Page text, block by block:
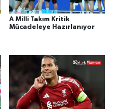
A Milli Takım Kritik
Mücadeleye Hazırlanıyor